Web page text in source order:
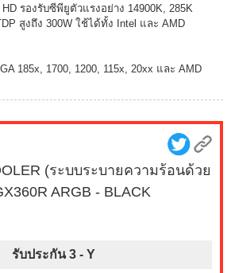
รองรับซีพียูตัวแรงอย่าง 14900K, 285K
สูงถึง 300W ใช้ได้ทั้ง Intel และ AMD
185x, 1700, 1200, 115x, 20xx และ AMD
(ระบบระบายความร้อนด้วย
ARGB - BLACK
รับประกัน 3 - Y